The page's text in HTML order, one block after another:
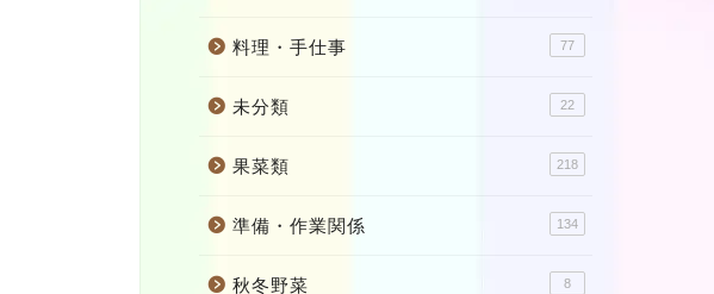
料理・手仕事 77
未分類 22
果菜類 218
準備・作業関係 134
秋冬野菜 8